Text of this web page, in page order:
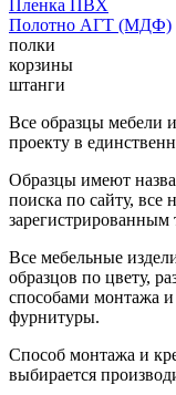
Пленка ПВХ
Полотно АГТ (МДФ)
полки
корзины
штанги
Все образцы мебели
проекту в
Образцы имеют
поиска по сайту, все
Все мебельные
образцов по цвету,
способами монтажа
фурнитуры.
Способ монтажа и
выбирается